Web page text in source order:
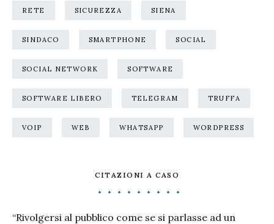
RETE SICUREZZA SIENA
SINDACO SMARTPHONE SOCIAL
SOCIAL NETWORK SOFTWARE
SOFTWARE LIBERO TELEGRAM TRUFFA
VOIP WEB WHATSAPP WORDPRESS
CITAZIONI A CASO
“Rivolgersi al pubblico come se si parlasse ad un